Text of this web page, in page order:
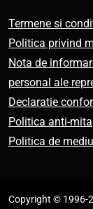
Termene si
Politica privind
Nota de
personal ale
Declaratie
Politica anti-mita
Politica de mediu
Copyright © 1996-